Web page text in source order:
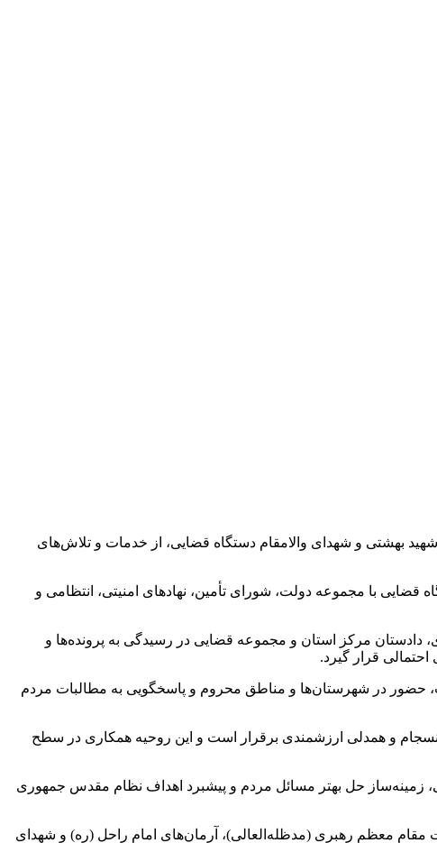
بهشتی و شهدای والامقام دستگاه قضایی، از خدمات و تلاش‌های
با مجموعه دولت، شورای تأمین، نهادهای امنیتی، انتظامی و
دادستان مرکز استان و مجموعه قضایی در رسیدگی به پرونده‌ها و
قرار گیرد.
حضور در شهرستان‌ها و مناطق محروم و پاسخگویی به مطالبات مردم
و همدلی ارزشمندی برقرار است و این روحیه همکاری در سطح
زمینه‌ساز حل بهتر مسائل مردم و پیشبرد اهداف نظام مقدس جمهوری
مقام معظم رهبری (مدظله‌العالی)، آرمان‌های امام راحل (ره) و شهدای